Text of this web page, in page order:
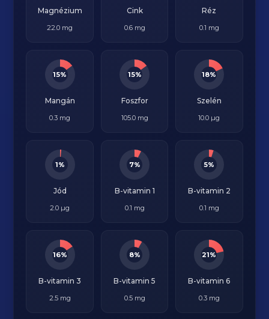
Magnézium
22.0 mg
Cink
0.6 mg
Réz
0.1 mg
15%
Mangán
0.3 mg
15%
Foszfor
105.0 mg
18%
Szelén
10.0 µg
1%
Jód
2.0 µg
7%
B-vitamin 1
0.1 mg
5%
B-vitamin 2
0.1 mg
16%
B-vitamin 3
2.5 mg
8%
B-vitamin 5
0.5 mg
21%
B-vitamin 6
0.3 mg